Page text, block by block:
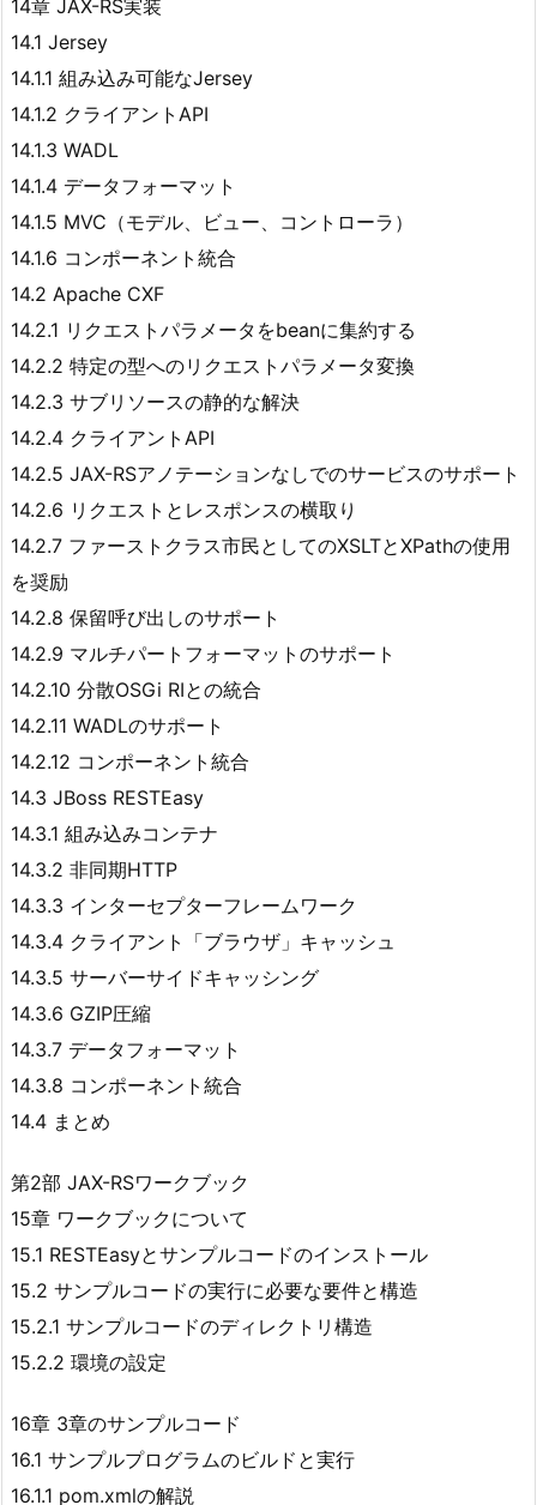
14章 JAX-RS実装
14.1 Jersey
14.1.1 組み込み可能なJersey
14.1.2 クライアントAPI
14.1.3 WADL
14.1.4 データフォーマット
14.1.5 MVC（モデル、ビュー、コントローラ）
14.1.6 コンポーネント統合
14.2 Apache CXF
14.2.1 リクエストパラメータをbeanに集約する
14.2.2 特定の型へのリクエストパラメータ変換
14.2.3 サブリソースの静的な解決
14.2.4 クライアントAPI
14.2.5 JAX-RSアノテーションなしでのサービスのサポート
14.2.6 リクエストとレスポンスの横取り
14.2.7 ファーストクラス市民としてのXSLTとXPathの使用
を奨励
14.2.8 保留呼び出しのサポート
14.2.9 マルチパートフォーマットのサポート
14.2.10 分散OSGi RIとの統合
14.2.11 WADLのサポート
14.2.12 コンポーネント統合
14.3 JBoss RESTEasy
14.3.1 組み込みコンテナ
14.3.2 非同期HTTP
14.3.3 インターセプターフレームワーク
14.3.4 クライアント「ブラウザ」キャッシュ
14.3.5 サーバーサイドキャッシング
14.3.6 GZIP圧縮
14.3.7 データフォーマット
14.3.8 コンポーネント統合
14.4 まとめ
第2部 JAX-RSワークブック
15章 ワークブックについて
15.1 RESTEasyとサンプルコードのインストール
15.2 サンプルコードの実行に必要な要件と構造
15.2.1 サンプルコードのディレクトリ構造
15.2.2 環境の設定
16章 3章のサンプルコード
16.1 サンプルプログラムのビルドと実行
16.1.1 pom.xmlの解説